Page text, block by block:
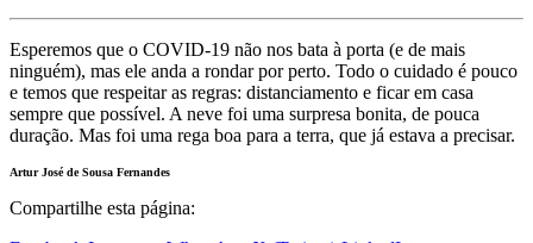
Esperemos que o COVID-19 não nos bata à porta (e de mais
ninguém), mas ele anda a rondar por perto. Todo o cuidado é pouco
e temos que respeitar as regras: distanciamento e ficar em casa
sempre que possível. A neve foi uma surpresa bonita, de pouca
duração. Mas foi uma rega boa para a terra, que já estava a precisar.
Artur José de Sousa Fernandes
Compartilhe esta página: